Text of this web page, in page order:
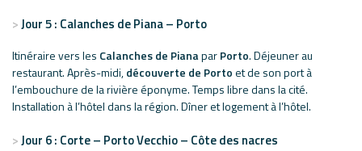
Jour 5 : Calanches de Piana – Porto
Itinéraire vers les Calanches de PianaparPorto. Déjeuner au
restaurant. Après-midi,découverte de Portoet de son port à
l’embouchure de la rivière éponyme. Temps libre dans la cité.
Installation à l’hôtel dans la région. Dîner et logement à l’hôtel.
Jour 6 : Corte – Porto Vecchio – Côte des nacres